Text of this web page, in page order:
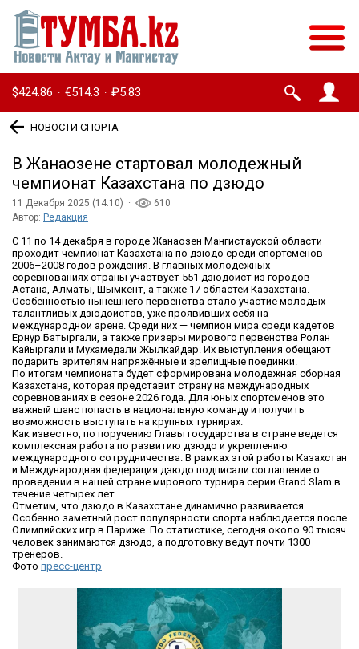
$424.86 · €514.3 · ₽5.83
НОВОСТИ СПОРТА
В Жанаозене стартовал молодежный
чемпионат Казахстана по дзюдо
11 Декабря 2025 (14:10) ·
610
Автор: Редакция
С 11 по 14 декабря в городе Жанаозен Мангистауской области
проходит чемпионат Казахстана по дзюдо среди спортсменов
2006–2008 годов рождения. В главных молодежных
соревнованиях страны участвует 551 дзюдоист из городов
Астана, Алматы, Шымкент, а также 17 областей Казахстана.
Особенностью нынешнего первенства стало участие молодых
талантливых дзюдоистов, уже проявивших себя на
международной арене. Среди них — чемпион мира среди кадетов
Ернур Батыргали, а также призеры мирового первенства Ролан
Кайыргали и Мухамедали Жылкайдар. Их выступления обещают
подарить зрителям напряжённые и зрелищные поединки.
По итогам чемпионата будет сформирована молодежная сборная
Казахстана, которая представит страну на международных
соревнованиях в сезоне 2026 года. Для юных спортсменов это
важный шанс попасть в национальную команду и получить
возможность выступать на крупных турнирах.
Как известно, по поручению Главы государства в стране ведется
комплексная работа по развитию дзюдо и укреплению
международного сотрудничества. В рамках этой работы Казахстан
и Международная федерация дзюдо подписали соглашение о
проведении в нашей стране мирового турнира серии Grand Slam в
течение четырех лет.
Отметим, что дзюдо в Казахстане динамично развивается.
Особенно заметный рост популярности спорта наблюдается после
Олимпийских игр в Париже. По статистике, сегодня около 90 тысяч
человек занимаются дзюдо, а подготовку ведут почти 1300
тренеров.
Фото пресс-центр